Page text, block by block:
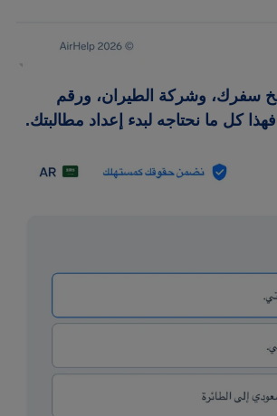
سفرك، وشركة الطيران، ورقم
كل ما نحتاجه لبدء إعداد مطالبتك.